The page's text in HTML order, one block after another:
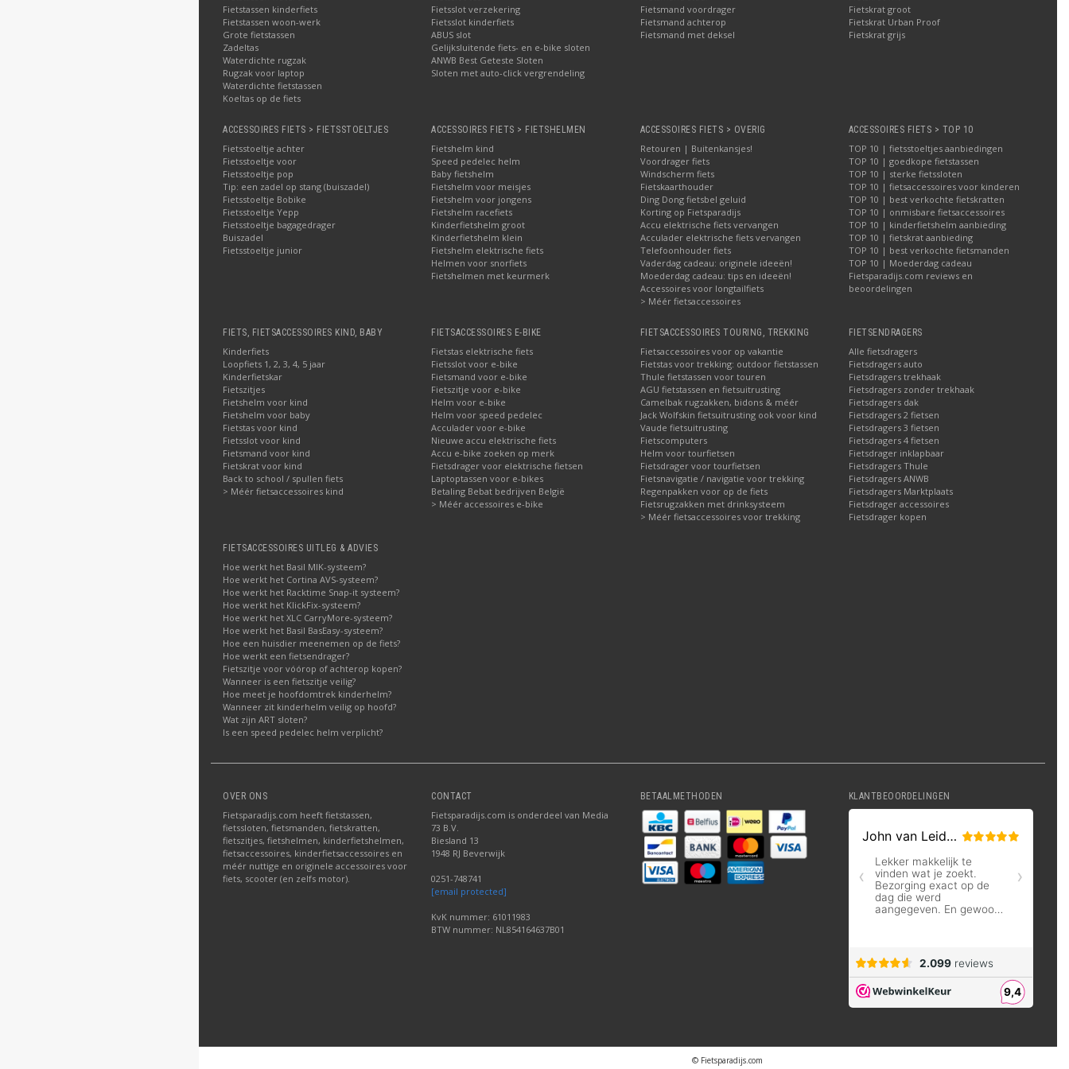
Fietstassen kinderfiets
Fietstassen woon-werk
Grote fietstassen
Zadeltas
Waterdichte rugzak
Rugzak voor laptop
Waterdichte fietstassen
Koeltas op de fiets
Fietsslot verzekering
Fietsslot kinderfiets
ABUS slot
Gelijksluitende fiets- en e-bike sloten
ANWB Best Geteste Sloten
Sloten met auto-click vergrendeling
Fietsmand voordrager
Fietsmand achterop
Fietsmand met deksel
Fietskrat groot
Fietskrat Urban Proof
Fietskrat grijs
ACCESSOIRES FIETS > FIETSSTOELTJES
Fietsstoeltje achter
Fietsstoeltje voor
Fietsstoeltje pop
Tip: een zadel op stang (buiszadel)
Fietsstoeltje Bobike
Fietsstoeltje Yepp
Fietsstoeltje bagagedrager
Buiszadel
Fietsstoeltje junior
ACCESSOIRES FIETS > FIETSHELMEN
Fietshelm kind
Speed pedelec helm
Baby fietshelm
Fietshelm voor meisjes
Fietshelm voor jongens
Fietshelm racefiets
Kinderfietshelm groot
Kinderfietshelm klein
Fietshelm elektrische fiets
Helmen voor snorfiets
Fietshelmen met keurmerk
ACCESSOIRES FIETS > OVERIG
Retouren | Buitenkansjes!
Voordrager fiets
Windscherm fiets
Fietskaarthouder
Ding Dong fietsbel geluid
Korting op Fietsparadijs
Accu elektrische fiets vervangen
Acculader elektrische fiets vervangen
Telefoonhouder fiets
Vaderdag cadeau: originele ideeën!
Moederdag cadeau: tips en ideeën!
Accessoires voor longtailfiets
> Méér fietsaccessoires
ACCESSOIRES FIETS > TOP 10
TOP 10 | fietsstoeltjes aanbiedingen
TOP 10 | goedkope fietstassen
TOP 10 | sterke fietssloten
TOP 10 | fietsaccessoires voor kinderen
TOP 10 | best verkochte fietskratten
TOP 10 | onmisbare fietsaccessoires
TOP 10 | kinderfietshelm aanbieding
TOP 10 | fietskrat aanbieding
TOP 10 | best verkochte fietsmanden
TOP 10 | Moederdag cadeau
Fietsparadijs.com reviews en
beoordelingen
FIETS, FIETSACCESSOIRES KIND, BABY
Kinderfiets
Loopfiets 1, 2, 3, 4, 5 jaar
Kinderfietskar
Fietszitjes
Fietshelm voor kind
Fietshelm voor baby
Fietstas voor kind
Fietsslot voor kind
Fietsmand voor kind
Fietskrat voor kind
Back to school / spullen fiets
> Méér fietsaccessoires kind
FIETSACCESSOIRES E-BIKE
Fietstas elektrische fiets
Fietsslot voor e-bike
Fietsmand voor e-bike
Fietszitje voor e-bike
Helm voor e-bike
Helm voor speed pedelec
Acculader voor e-bike
Nieuwe accu elektrische fiets
Accu e-bike zoeken op merk
Fietsdrager voor elektrische fietsen
Laptoptassen voor e-bikes
Betaling Bebat bedrijven België
> Méér accessoires e-bike
FIETSACCESSOIRES TOURING, TREKKING
Fietsaccessoires voor op vakantie
Fietstas voor trekking: outdoor fietstassen
Thule fietstassen voor touren
AGU fietstassen en fietsuitrusting
Camelbak rugzakken, bidons & méér
Jack Wolfskin fietsuitrusting ook voor kind
Vaude fietsuitrusting
Fietscomputers
Helm voor tourfietsen
Fietsdrager voor tourfietsen
Fietsnavigatie / navigatie voor trekking
Regenpakken voor op de fiets
Fietsrugzakken met drinksysteem
> Méér fietsaccessoires voor trekking
FIETSENDRAGERS
Alle fietsdragers
Fietsdragers auto
Fietsdragers trekhaak
Fietsdragers zonder trekhaak
Fietsdragers dak
Fietsdragers 2 fietsen
Fietsdragers 3 fietsen
Fietsdragers 4 fietsen
Fietsdrager inklapbaar
Fietsdragers Thule
Fietsdragers ANWB
Fietsdragers Marktplaats
Fietsdrager accessoires
Fietsdrager kopen
FIETSACCESSOIRES UITLEG & ADVIES
Hoe werkt het Basil MIK-systeem?
Hoe werkt het Cortina AVS-systeem?
Hoe werkt het Racktime Snap-it systeem?
Hoe werkt het KlickFix-systeem?
Hoe werkt het XLC CarryMore-systeem?
Hoe werkt het Basil BasEasy-systeem?
Hoe een huisdier meenemen op de fiets?
Hoe werkt een fietsendrager?
Fietszitje voor vóórop of achterop kopen?
Wanneer is een fietszitje veilig?
Hoe meet je hoofdomtrek kinderhelm?
Wanneer zit kinderhelm veilig op hoofd?
Wat zijn ART sloten?
Is een speed pedelec helm verplicht?
OVER ONS
Fietsparadijs.com heeft fietstassen,
fietssloten, fietsmanden, fietskratten,
fietszitjes, fietshelmen, kinderfietshelmen,
fietsaccessoires, kinderfietsaccessoires en
méér nuttige en originele accessoires voor
fiets, scooter (en zelfs motor).
CONTACT
Fietsparadijs.com is onderdeel van Media
73 B.V.
Biesland 13
1948 RJ Beverwijk
0251-748741
[email protected]
KvK nummer: 61011983
BTW nummer: NL854164637B01
BETAALMETHODEN KLANTBEOORDELINGEN
© Fietsparadijs.com